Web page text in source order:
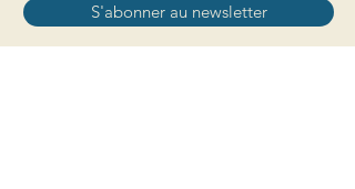
S'abonner au newsletter